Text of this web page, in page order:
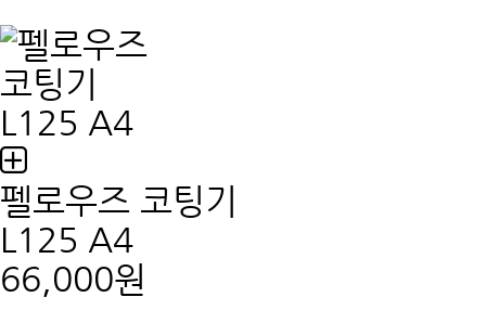
펠로우즈 코팅기
L125 A4
66,000원